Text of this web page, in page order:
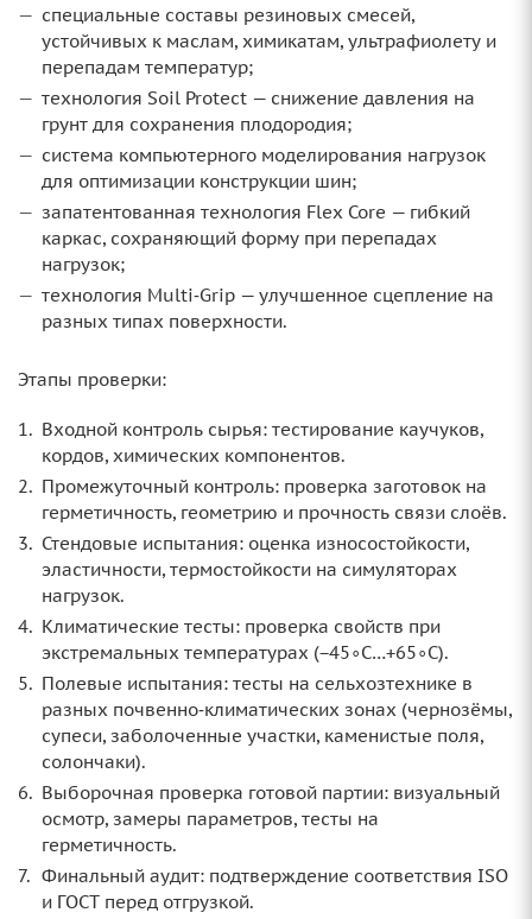
специальные составы резиновых смесей,
устойчивых к маслам, химикатам, ультрафиолету и
перепадам температур;
технология Soil Protect — снижение давления на
грунт для сохранения плодородия;
система компьютерного моделирования нагрузок
для оптимизации конструкции шин;
запатентованная технология Flex Core — гибкий
каркас, сохраняющий форму при перепадах
нагрузок;
технология Multi‑Grip — улучшенное сцепление на
разных типах поверхности.
Этапы проверки:
Входной контроль сырья: тестирование каучуков,
кордов, химических компонентов.
Промежуточный контроль: проверка заготовок на
герметичность, геометрию и прочность связи слоёв.
Стендовые испытания: оценка износостойкости,
эластичности, термостойкости на симуляторах
нагрузок.
Климатические тесты: проверка свойств при
экстремальных температурах (−45∘C…+65∘C).
Полевые испытания: тесты на сельхозтехнике в
разных почвенно‑климатических зонах (чернозёмы,
супеси, заболоченные участки, каменистые поля,
солончаки).
Выборочная проверка готовой партии: визуальный
осмотр, замеры параметров, тесты на
герметичность.
Финальный аудит: подтверждение соответствия ISO
и ГОСТ перед отгрузкой.